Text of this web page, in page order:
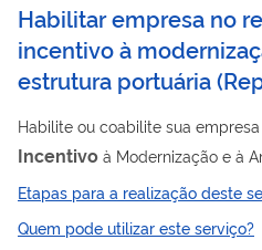
competitividade das operações
terminais. Nesse regime,...
Habilitar empresa no
incentivo à
estrutura portuária(
Habilite ou coabilite sua
Incentivo à Modernização e à
Portuária (Reporto). As empresas habilitadas no regime têm
direito à suspensão do
aquisições no mercado interno e
Etapas para a realização deste
Quem pode utilizar este serviço?